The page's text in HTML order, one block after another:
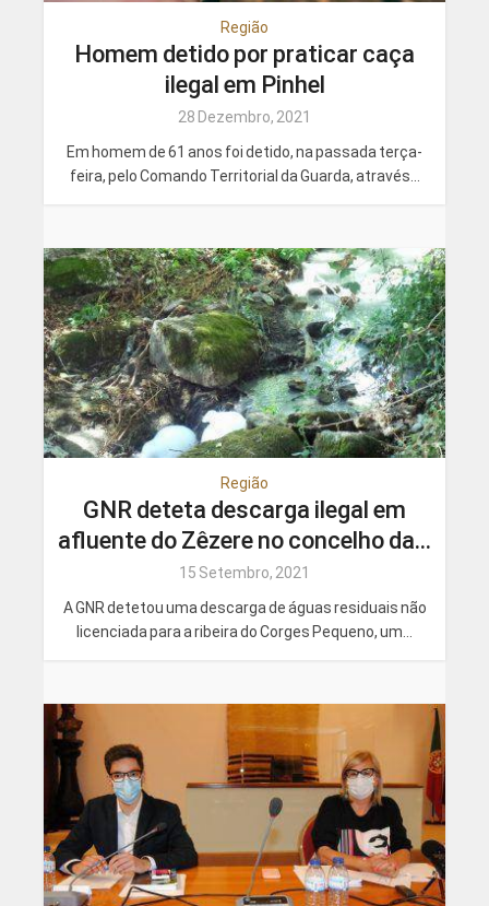
Região
Homem detido por praticar caça
ilegal em Pinhel
28 Dezembro, 2021
Em homem de 61 anos foi detido, na passada terça-
feira, pelo Comando Territorial da Guarda, através...
Região
GNR deteta descarga ilegal em
afluente do Zêzere no concelho da...
15 Setembro, 2021
A GNR detetou uma descarga de águas residuais não
licenciada para a ribeira do Corges Pequeno, um...